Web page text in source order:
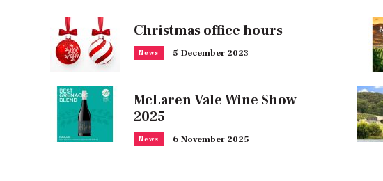
Christmas office hours
News 5 December 2023
McLaren Vale Wine Show
2025
News 6 November 2025